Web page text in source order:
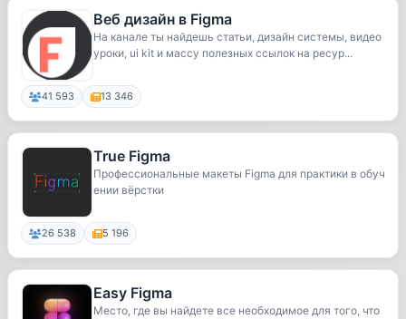
Веб дизайн в Figma
На канале ты найдешь статьи, дизайн системы, видео
уроки, ui kit и массу полезных ссылок на ресур...
41 593 13 346
True Figma
Профессиональные макеты Figma для практики в обуч
ении вёрстки
26 538 5 196
Easy Figma
Место, где вы найдете все необходимое для того, что